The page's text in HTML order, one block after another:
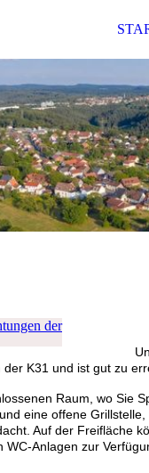
der
K31 und ist gut zu
Raum, wo Sie
eine offene Grillstelle,
Auf der Freifläche
Anlagen zur